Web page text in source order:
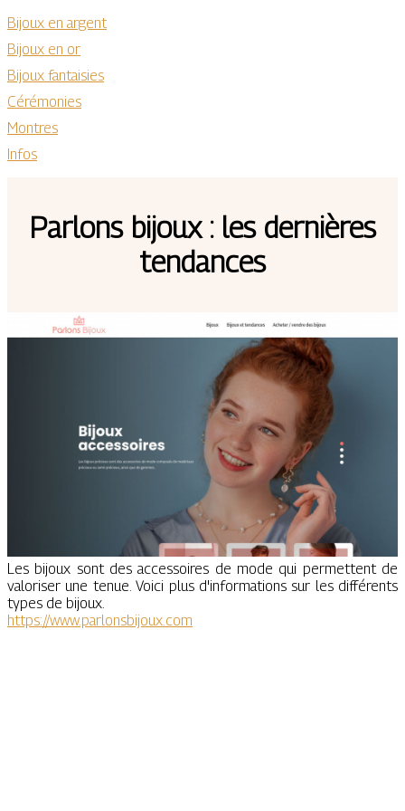
Bijoux en argent
Bijoux en or
Bijoux fantaisies
Cérémonies
Montres
Infos
Parlons bijoux : les dernières
tendances
Les bijoux sont des accessoires de mode qui permettent de
valoriser une tenue. Voici plus d'informations sur les différents
types de bijoux.
https://www.parlonsbijoux.com